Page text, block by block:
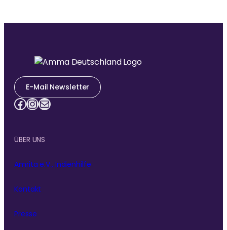
E-Mail Newsletter
Facebook InstagramE-Mail
ÜBER UNS
Amrita e.V., Indienhilfe
Kontakt
Presse